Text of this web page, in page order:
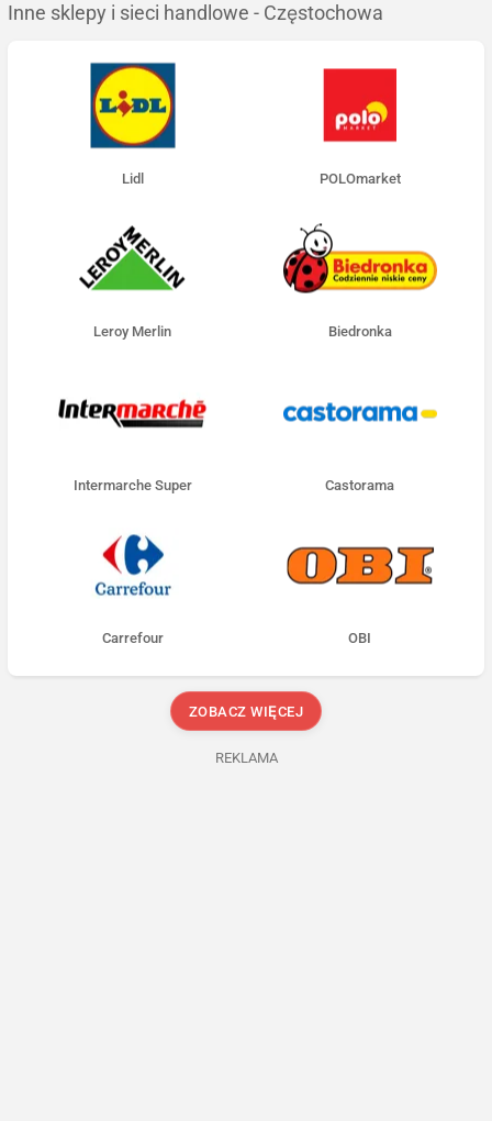
Inne sklepy i sieci handlowe - Częstochowa
Lidl POLOmarket
Leroy Merlin Biedronka
Intermarche Super Castorama
Carrefour OBI
ZOBACZ WIĘCEJ
REKLAMA